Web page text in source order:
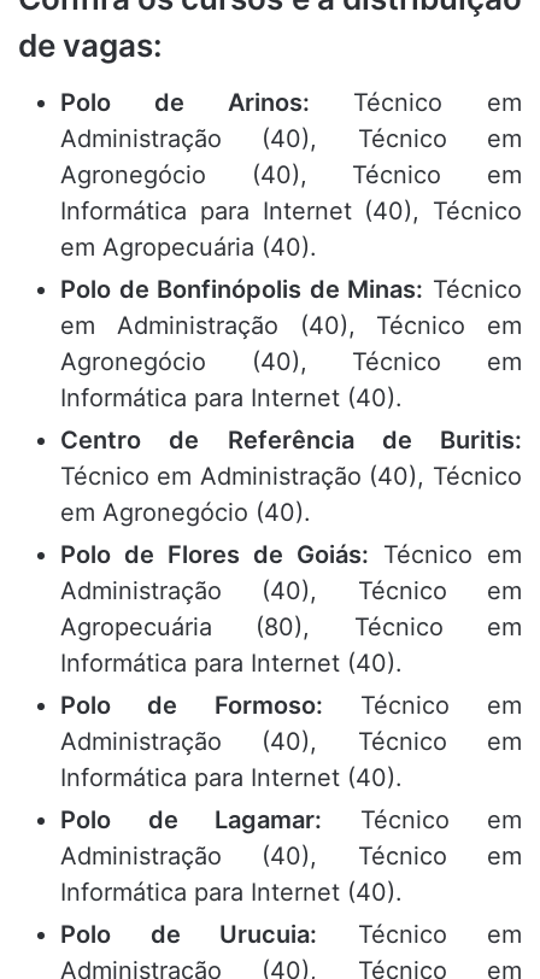
de vagas:
Polo de Arinos: Técnico em
Administração (40), Técnico em
Agronegócio (40), Técnico em
Informática para Internet (40), Técnico
em Agropecuária (40).
Polo de Bonfinópolis de Minas: Técnico
em Administração (40), Técnico em
Agronegócio (40), Técnico em
Informática para Internet (40).
Centro de Referência de Buritis:
Técnico em Administração (40), Técnico
em Agronegócio (40).
Polo de Flores de Goiás: Técnico em
Administração (40), Técnico em
Agropecuária (80), Técnico em
Informática para Internet (40).
Polo de Formoso: Técnico em
Administração (40), Técnico em
Informática para Internet (40).
Polo de Lagamar: Técnico em
Administração (40), Técnico em
Informática para Internet (40).
Polo de Urucuia: Técnico em
Administração (40), Técnico em